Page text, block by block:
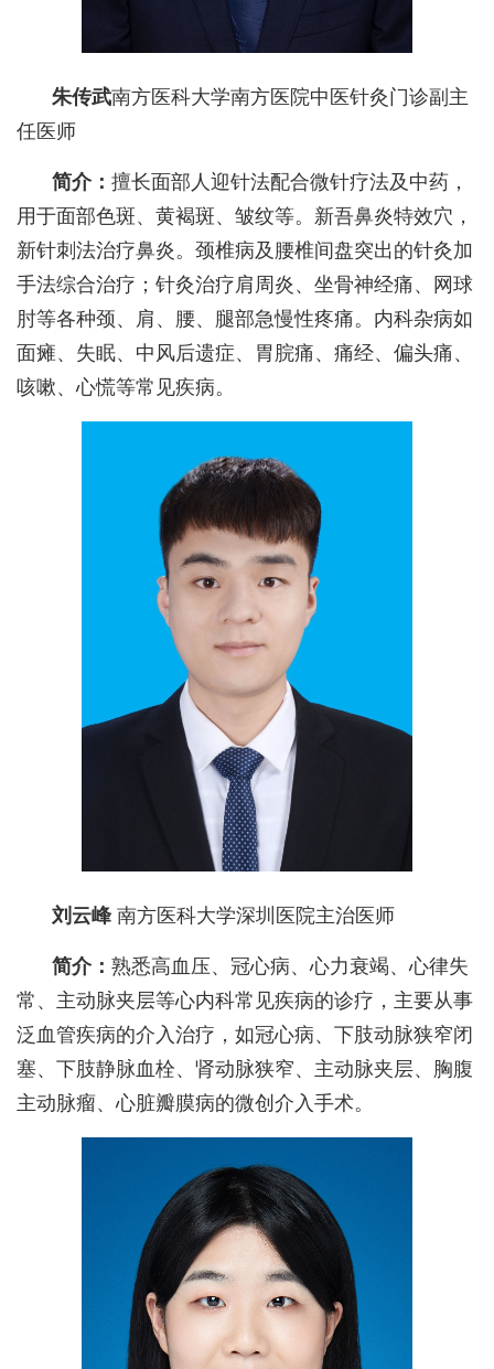
朱传武南方医科大学南方医院中医针灸门诊副主
任医师
简介： 擅长面部人迎针法配合微针疗法及中药，
用于面部色斑、黄褐斑、皱纹等。新吾鼻炎特效穴，
新针刺法治疗鼻炎。颈椎病及腰椎间盘突出的针灸加
手法综合治疗；针灸治疗肩周炎、坐骨神经痛、网球
肘等各种颈、肩、腰、腿部急慢性疼痛。内科杂病如
面瘫、失眠、中风后遗症、胃脘痛、痛经、偏头痛、
咳嗽、心慌等常见疾病。
刘云峰 南方医科大学深圳医院主治医师
简介： 熟悉高血压、冠心病、心力衰竭、心律失
常、主动脉夹层等心内科常见疾病的诊疗，主要从事
泛血管疾病的介入治疗，如冠心病、下肢动脉狭窄闭
塞、下肢静脉血栓、肾动脉狭窄、主动脉夹层、胸腹
主动脉瘤、心脏瓣膜病的微创介入手术。